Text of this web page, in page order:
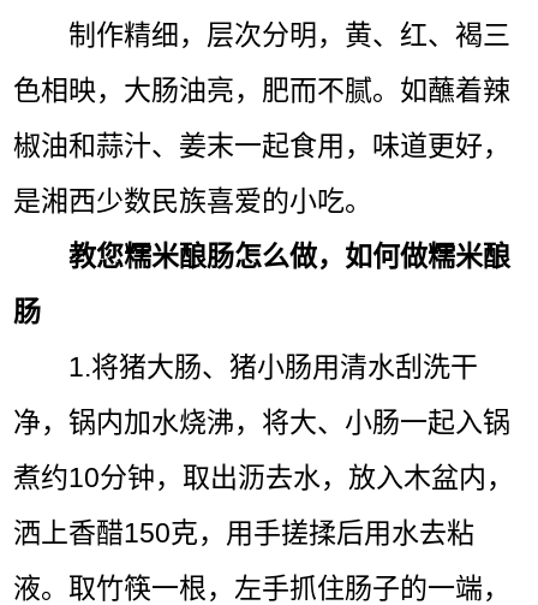
制作精细，层次分明，黄、红、褐三
色相映，大肠油亮，肥而不腻。如蘸着辣
椒油和蒜汁、姜末一起食用，味道更好，
是湘西少数民族喜爱的小吃。
教您糯米酿肠怎么做，如何做糯米酿
肠
1.将猪大肠、猪小肠用清水刮洗干
净，锅内加水烧沸，将大、小肠一起入锅
煮约10分钟，取出沥去水，放入木盆内，
洒上香醋150克，用手搓揉后用水去粘
液。取竹筷一根，左手抓住肠子的一端，